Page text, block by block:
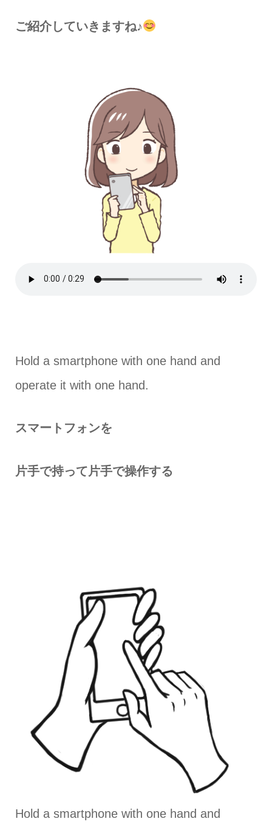
ご紹介していきますね♪
Hold a smartphone with one hand and
operate it with one hand.
スマートフォンを
片手で持って片手で操作する
Hold a smartphone with one hand and